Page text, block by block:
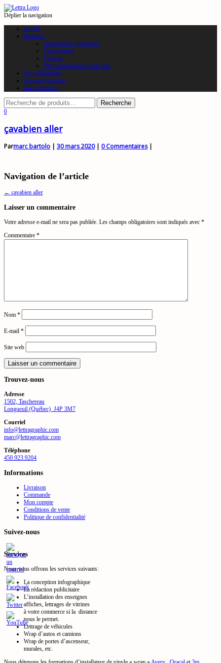
Déplier la navigation
accueil
Boutique
Autocollant / Alupanel®
Signalisation
Vignette
Vinyle magnétique pour auto
Nos réalisations
À propos de nous
Nous contacter
0
çavabien aller
Parmarc bartolo | 30 mars 2020| 0 Commentaires|
Navigation de l’article
← çavabien aller
Laisser un commentaire
Votre adresse e-mail ne sera pas publiée. Les champs obligatoires sont indiqués avec *
Commentaire *
Nom *
E-mail *
Site web
Trouvez-nous
Adresse
1502, Taschereau
Longueuil (Québec) J4P 3M7
Courriel
info@lettragraphic.com
marc@lettragraphic.com
Téléphone
450.923.9204
Informations
Livraison
Commande
Mon compte
Conditions de vente
Politique de confidentialité
Suivez-nous
Services
Nous vous offrons les services suivants:
La conception infographique
La rédaction publicitaire
L’installation des enseignes
affiches, lettrages de vitrines
à votre commerce si la distance
nous le permet.
Lettrage de véhicules
Wrap d’autos et camions
Wrap de portes d’ascenseur,
murales, etc.